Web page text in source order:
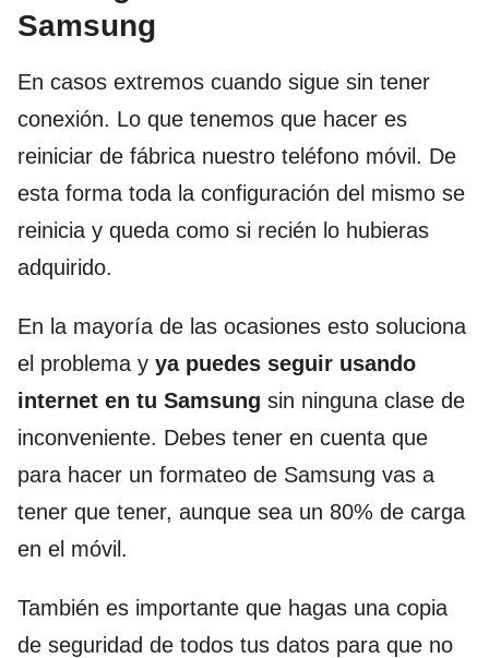
Samsung
En casos extremos cuando sigue sin tener
conexión. Lo que tenemos que hacer es
reiniciar de fábrica nuestro teléfono móvil. De
esta forma toda la configuración del mismo se
reinicia y queda como si recién lo hubieras
adquirido.
En la mayoría de las ocasiones esto soluciona
el problema y ya puedes seguir usando
internet en tu Samsung sin ninguna clase de
inconveniente. Debes tener en cuenta que
para hacer un formateo de Samsung vas a
tener que tener, aunque sea un 80% de carga
en el móvil.
También es importante que hagas una copia
de seguridad de todos tus datos para que no